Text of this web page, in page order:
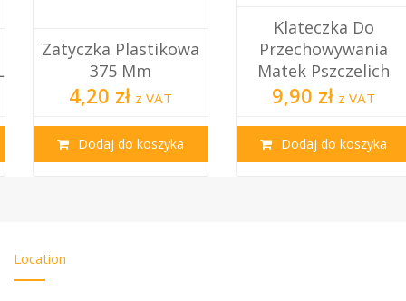
Zatyczka Plastikowa
375 Mm
4,20 zł z VAT
Dodaj do koszyka
Klateczka Do
Przechowywania
Matek Pszczelich
9,90 zł z VAT
Dodaj do koszyka
Location